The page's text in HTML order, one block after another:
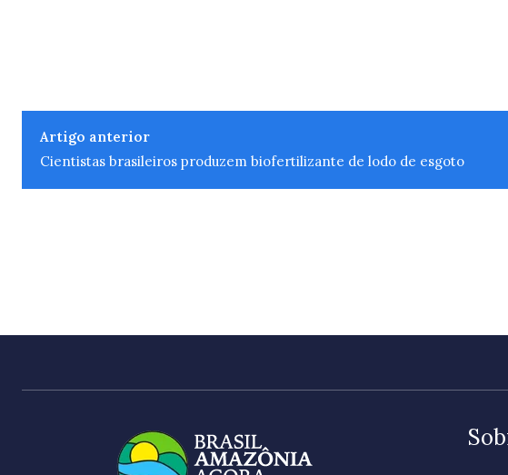
Artigo anterior
Cientistas brasileiros produzem biofertilizante de lodo de esgoto